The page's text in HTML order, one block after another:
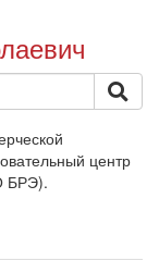
центр
БРЭ).